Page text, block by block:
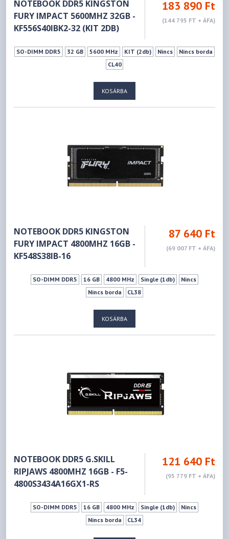
NOTEBOOK DDR5 KINGSTON
FURY IMPACT 5600MHZ 32GB -
KF556S40IBK2-32 (KIT 2DB)
183 890 Ft
(144 795 FT + ÁFA)
SO-DIMM DDR5 32 GB 5600 MHz KIT (2db) Nincs
Nincs borda
CL40
KOSÁRBA
NOTEBOOK DDR5 KINGSTON
FURY IMPACT 4800MHZ 16GB -
KF548S38IB-16
87 640 Ft
(69 007 FT + ÁFA)
SO-DIMM DDR5 16 GB 4800 MHz Single (1db)
Nincs
Nincs borda
CL38
KOSÁRBA
NOTEBOOK DDR5 G.SKILL
RIPJAWS 4800MHZ 16GB - F5-
4800S3434A16GX1-RS
121 640 Ft
(95 779 FT + ÁFA)
SO-DIMM DDR5 16 GB 4800 MHz Single (1db)
Nincs
Nincs borda
CL34